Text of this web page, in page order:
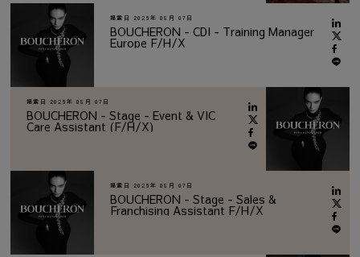
掲載日 2026年 08月 07日
BOUCHERON - CDI - Training Manager
Europe F/H/X
掲載日 2026年 08月 07日
BOUCHERON - Stage - Event & VIC
Care Assistant (F/H/X)
掲載日 2026年 08月 07日
BOUCHERON - Stage - Sales &
Franchising Assistant F/H/X